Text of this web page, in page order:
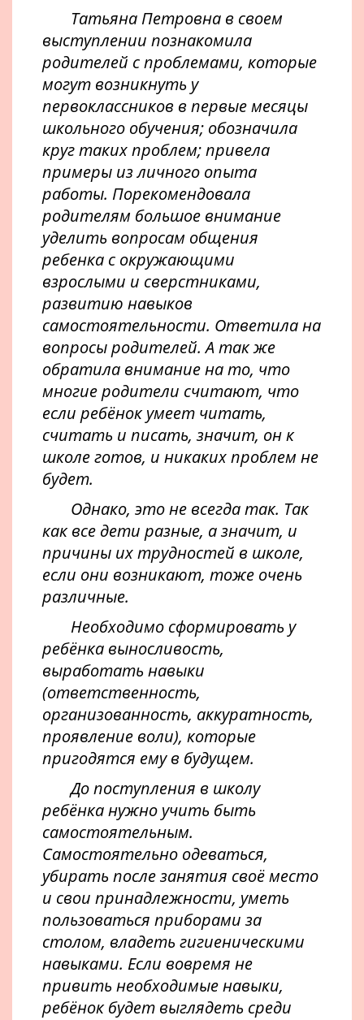
Татьяна Петровна в своем
выступлении познакомила
родителей с проблемами, которые
могут возникнуть у
первоклассников в первые месяцы
школьного обучения; обозначила
круг таких проблем; привела
примеры из личного опыта
работы. Порекомендовала
родителям большое внимание
уделить вопросам общения
ребенка с окружающими
взрослыми и сверстниками,
развитию навыков
самостоятельности. Ответила на
вопросы родителей. А так же
обратила внимание на то, что
многие родители считают, что
если ребёнок умеет читать,
считать и писать, значит, он к
школе готов, и никаких проблем не
будет.
Однако, это не всегда так. Так
как все дети разные, а значит, и
причины их трудностей в школе,
если они возникают, тоже очень
различные.
Необходимо сформировать у
ребёнка выносливость,
выработать навыки
(ответственность,
организованность, аккуратность,
проявление воли), которые
пригодятся ему в будущем.
До поступления в школу
ребёнка нужно учить быть
самостоятельным.
Самостоятельно одеваться,
убирать после занятия своё место
и свои принадлежности, уметь
пользоваться приборами за
столом, владеть гигиеническими
навыками. Если вовремя не
привить необходимые навыки,
ребёнок будет выглядеть среди